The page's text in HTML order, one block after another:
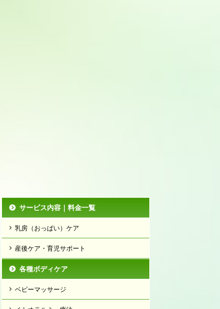
サービス内容｜料金一覧
乳房（おっぱい）ケア
産後ケア・育児サポート
各種ボディケア
ベビーマッサージ